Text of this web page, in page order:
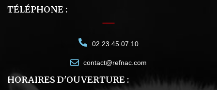
TÉLÉPHONE :
02.23.45.07.10
contact@refnac.com
HORAIRES D'OUVERTURE :